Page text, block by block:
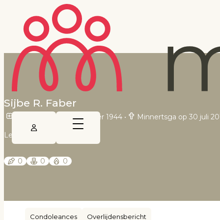
Sijbe R. Faber
Leeuwarden op 7 oktober 1944 • Minnertsga op 30 juli
Leeuwarder Courant
0 0 0
Condoleances Overlijdensbericht